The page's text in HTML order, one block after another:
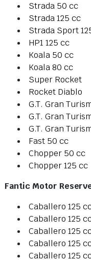
Strada 50 cc
Strada 125 cc
Strada Sport
HP1 125 cc
Koala 50 cc
Koala 80 cc
Super Rocket
Rocket Diablo
G.T. Gran
G.T. Gran
G.T. Gran
Fast 50 cc
Chopper 50 cc
Chopper 125 cc
Fantic Motor
Caballero 125
Caballero 125
Caballero 125
Caballero 125
Caballero 125